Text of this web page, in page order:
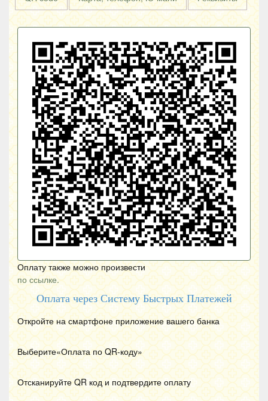
Оплату также можно произвести
по ссылке.
Оплата через Систему Быстрых Платежей
Откройте на смартфоне приложение вашего банка
Выберите«Оплата по QR-коду»
Отсканируйте QR код и подтвердите оплату